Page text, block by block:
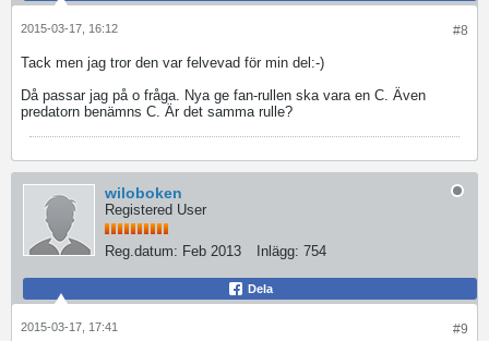
#8
2015-03-17, 16:12
Tack men jag tror den var felvevad för min del:-)
Då passar jag på o fråga. Nya ge fan-rullen ska vara en C. Även
predatorn benämns C. Är det samma rulle?
wiloboken
Registered User
Reg.datum: Feb 2013 Inlägg: 754
Dela
#9
2015-03-17, 17:41